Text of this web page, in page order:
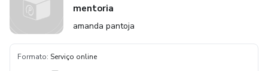
mentoria
amanda pantoja
Formato: Serviço online